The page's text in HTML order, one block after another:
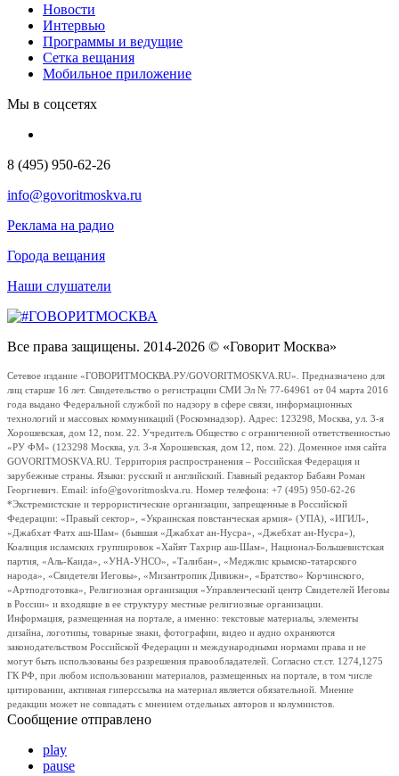
Новости
Интервью
Программы и ведущие
Сетка вещания
Мобильное приложение
Мы в соцсетях
8 (495) 950-62-26
info@govoritmoskva.ru
Реклама на радио
Города вещания
Наши слушатели
Все права защищены. 2014-2026 © «Говорит Москва»
Сетевое издание «ГОВОРИТМОСКВА.РУ/GOVORITMOSKVA.RU». Предназначено для
лиц старше 16 лет. Свидетельство о регистрации СМИ Эл № 77-64961 от 04 марта 2016
года выдано Федеральной службой по надзору в сфере связи, информационных
технологий и массовых коммуникаций (Роскомнадзор). Адрес: 123298, Москва, ул. 3-я
Хорошевская, дом 12, пом. 22. Учредитель Общество с ограниченной ответственностью
«РУ ФМ» (123298 Москва, ул. 3-я Хорошевская, дом 12, пом. 22). Доменное имя сайта
GOVORITMOSKVA.RU. Территория распространения – Российская Федерация и
зарубежные страны. Языки: русский и английский. Главный редактор Бабаян Роман
Георгиевич. Email: info@govoritmoskva.ru. Номер телефона: +7 (495) 950-62-26
*Экстремистские и террористические организации, запрещенные в Российской
Федерации: «Правый сектор», «Украинская повстанческая армия» (УПА), «ИГИЛ»,
«Джабхат Фатх аш-Шам» (бывшая «Джабхат ан-Нусра», «Джебхат ан-Нусра»),
Коалиция исламских группировок «Хайят Тахрир аш-Шам», Национал-Большевистская
партия, «Аль-Каида», «УНА-УНСО», «Талибан», «Меджлис крымско-татарского
народа», «Свидетели Иеговы», «Мизантропик Дивижн», «Братство» Корчинского,
«Артподготовка», Религиозная организация «Управленческий центр Свидетелей Иеговы
в России» и входящие в ее структуру местные религиозные организации.
Информация, размещенная на портале, а именно: текстовые материалы, элементы
дизайна, логотипы, товарные знаки, фотографии, видео и аудио охраняются
законодательством Российской Федерации и международными нормами права и не
могут быть использованы без разрешения правообладателей. Согласно ст.ст. 1274,1275
ГК РФ, при любом использовании материалов, размещенных на портале, в том числе
цитировании, активная гиперссылка на материал является обязательной. Мнение
редакции может не совпадать с мнением отдельных авторов и колумнистов.
Сообщение отправлено
play
pause